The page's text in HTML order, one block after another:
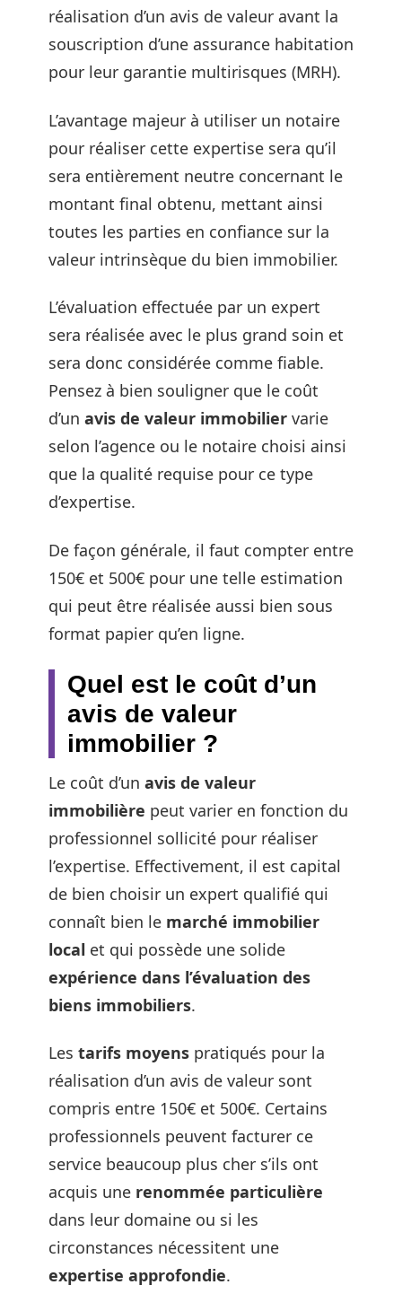
réalisation d’un avis de valeur avant la
souscription d’une assurance habitation
pour leur garantie multirisques (MRH).
L’avantage majeur à utiliser un notaire
pour réaliser cette expertise sera qu’il
sera entièrement neutre concernant le
montant final obtenu, mettant ainsi
toutes les parties en confiance sur la
valeur intrinsèque du bien immobilier.
L’évaluation effectuée par un expert
sera réalisée avec le plus grand soin et
sera donc considérée comme fiable.
Pensez à bien souligner que le coût
d’un avis de valeur immobilier varie
selon l’agence ou le notaire choisi ainsi
que la qualité requise pour ce type
d’expertise.
De façon générale, il faut compter entre
150€ et 500€ pour une telle estimation
qui peut être réalisée aussi bien sous
format papier qu’en ligne.
Quel est le coût d’un
avis de valeur
immobilier ?
Le coût d’un avis de valeur
immobilière peut varier en fonction du
professionnel sollicité pour réaliser
l’expertise. Effectivement, il est capital
de bien choisir un expert qualifié qui
connaît bien le marché immobilier
local et qui possède une solide
expérience dans l’évaluation des
biens immobiliers.
Les tarifs moyens pratiqués pour la
réalisation d’un avis de valeur sont
compris entre 150€ et 500€. Certains
professionnels peuvent facturer ce
service beaucoup plus cher s’ils ont
acquis une renommée particulière
dans leur domaine ou si les
circonstances nécessitent une
expertise approfondie.